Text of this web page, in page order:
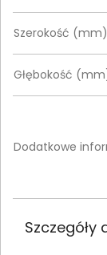
Szerokość (mm)
Głębokość
Dodatkowe